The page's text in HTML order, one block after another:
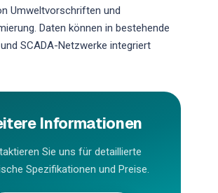
Umweltvorschriften und
Daten können in bestehende
SCADA-Netzwerke integriert
Informationen
Sie uns für detaillierte
Spezifikationen und Preise.